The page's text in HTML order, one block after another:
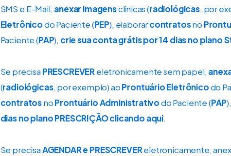
SMS e E-Mail, anexar imagens clínicas (radiológicas, por
Eletrônico do Paciente (PEP), elaborar contratos no
Paciente (PAP), crie sua conta grátis por 14 dias no plano
Se precisa PRESCREVER eletronicamente sem papel,
(radiológicas, por exemplo) ao Prontuário Eletrônico do
contratos no Prontuário Administrativo do Paciente (PAP),
dias no plano PRESCRIÇÃO clicando aqui.
Se precisa AGENDAR e PRESCREVER eletronicamente,